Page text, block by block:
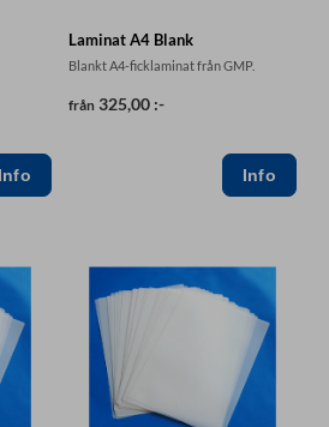
Laminat A4 Blank
Blankt A4-ficklaminat från GMP.
från 325,00 :-